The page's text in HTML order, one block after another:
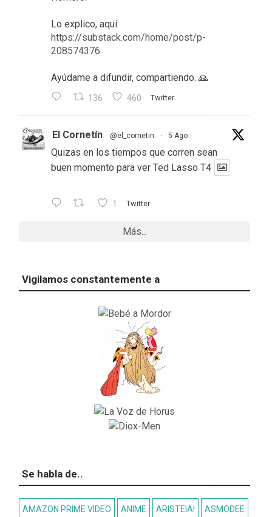
Lo explico, aquí:
https://substack.com/home/post/p-
208574376
Ayúdame a difundir, compartiendo. 🙏
136 460 Twitter
El Cornetín @el_cornetin · 5 Ago
Quizas en los tiempos que corren sean
buen momento para ver Ted Lasso T4
1 Twitter
Más...
Vigilamos constantemente a
Se habla de..
AMAZON PRIME VIDEO ANIME ARISTEIA! ASMODEE